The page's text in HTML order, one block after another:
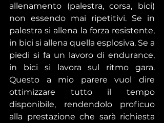
allenamento (palestra, corsa, bici)
non essendo mai ripetitivi. Se in
palestra si allena la forza resistente,
in bici si allena quella esplosiva. Se a
piedi si fa un lavoro di endurance,
in bici si lavora sul ritmo gara.
Questo a mio parere vuol dire
ottimizzare tutto il tempo
disponibile, rendendolo proficuo
alla prestazione che sarà richiesta